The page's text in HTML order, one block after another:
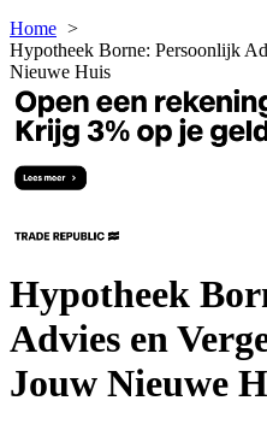
Home
Hypotheek Borne: Persoonlijk
Nieuwe Huis
Hypotheek
Advies en
Jouw Nieuwe